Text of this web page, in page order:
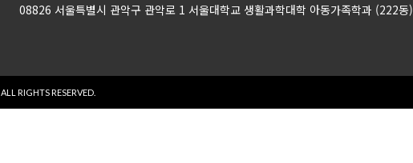
08826 서울특별시 관악구 관악로 1 서울대학교 생활과학대학 아동가족학과 (222동)
ALL RIGHTS RESERVED.